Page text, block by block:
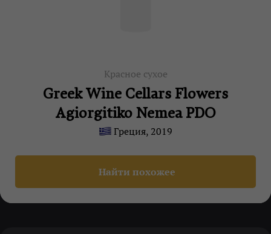
Красное сухое
Greek Wine Cellars Flowers
Agiorgitiko Nemea PDO
Греция, 2019
Найти похожее